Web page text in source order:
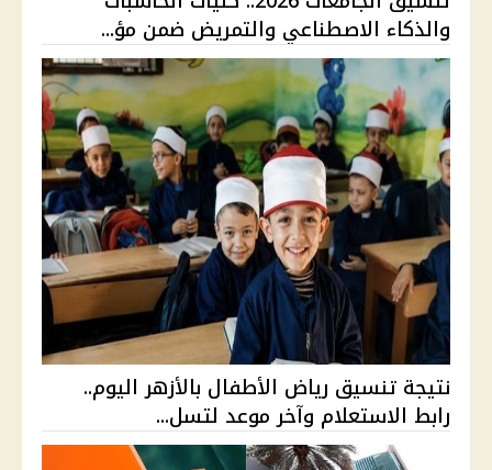
والذكاء الاصطناعي والتمريض ضمن مؤ...
نتيجة تنسيق رياض الأطفال بالأزهر اليوم..
رابط الاستعلام وآخر موعد لتسل...